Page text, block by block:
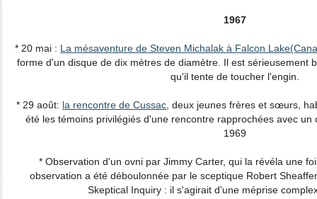
1967
* 20 mai : La mésaventure de Steven Michalak à Falcon
forme d'un disque de dix mètres de diamètre. Il est sérieusement
qu'il tente de toucher l'engin.
* 29 août: la rencontre de Cussac , deux jeunes frères et sœurs,
été les témoins privilégiés d'une rencontre rapprochées avec un
1969
* Observation d'un ovni par Jimmy Carter, qui la révéla une
observation a été déboulonnée par le sceptique Robert
Skeptical Inquiry : il s'agirait d'une méprise